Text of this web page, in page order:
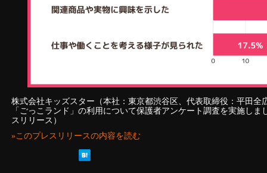
株式会社キッズスター（本社：東京都渋谷区、代表取締役：平田全
「ごっこランド」の利用について保護者アンケート調査を実施し
スリリース）
»このプレスリリースの内容を読む